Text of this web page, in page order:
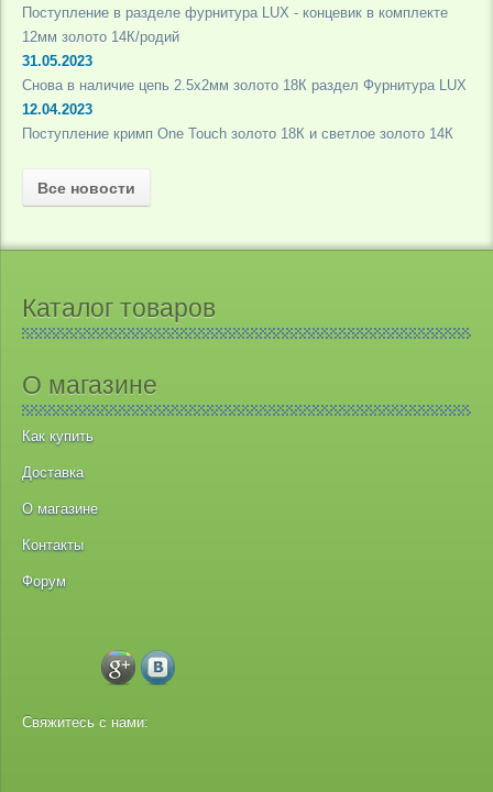
Поступление в разделе фурнитура LUX - концевик в комплекте
12мм золото 14К/родий
31.05.2023
Снова в наличие цепь 2.5х2мм золото 18К раздел Фурнитура LUX
12.04.2023
Поступление кримп One Touch золото 18К и светлое золото 14К
Все новости
Каталог товаров
О магазине
Как купить
Доставка
О магазине
Контакты
Форум
Свяжитесь с нами: